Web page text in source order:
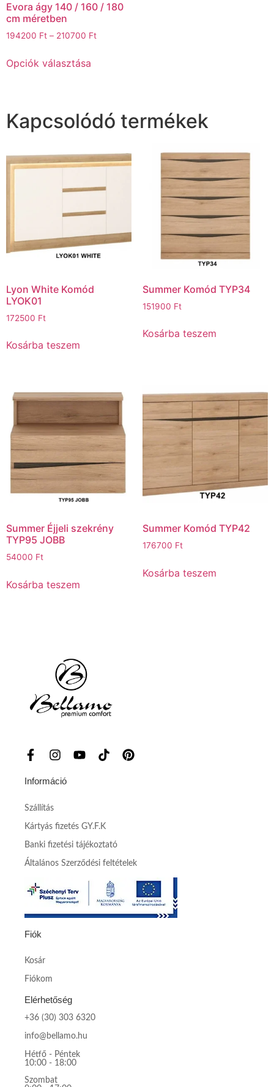
Evora ágy 140 / 160 / 180
cm méretben
194200 Ft – 210700 Ft
Opciók választása
Kapcsolódó termékek
Lyon White Komód
LYOK01
172500 Ft
Kosárba teszem
Summer Komód TYP34
151900 Ft
Kosárba teszem
Summer Éjjeli szekrény
TYP95 JOBB
54000 Ft
Kosárba teszem
Summer Komód TYP42
176700 Ft
Kosárba teszem
Információ
Szállítás
Kártyás fizetés GY.F.K
Banki fizetési tájékoztató
Általános Szerződési feltételek
Fiók
Kosár
Fiókom
Elérhetőség
+36 (30) 303 6320
info@bellamo.hu
Hétfő - Péntek
10:00 - 18:00
Szombat